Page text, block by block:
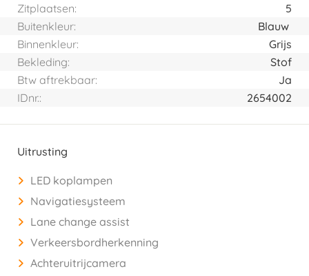
Zitplaatsen:
5
Buitenkleur:
Blauw
Binnenkleur:
Grijs
Bekleding:
Stof
Btw aftrekbaar:
Ja
IDnr.:
2654002
Uitrusting
LED koplampen
Navigatiesysteem
Lane change assist
Verkeersbordherkenning
Achteruitrijcamera